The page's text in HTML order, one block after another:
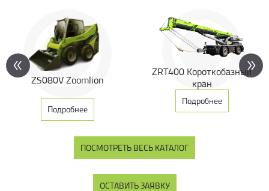
ZS080V Zoomlion
Подробнее
ZRT400 Короткобазный
кран
Подробнее
ПОСМОТРЕТЬ ВЕСЬ КАТАЛОГ
ОСТАВИТЬ ЗАЯВКУ